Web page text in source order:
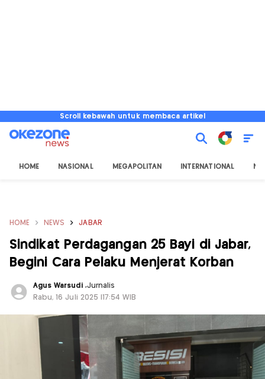
Scroll kebawah untuk membaca artikel
HOME NASIONAL MEGAPOLITAN INTERNATIONAL
HOME NEWS JABAR
Sindikat Perdagangan 25 Bayi di Jabar,
Begini Cara Pelaku Menjerat Korban
Agus Warsudi ,Jurnalis
Rabu, 16 Juli 2025 |17:54 WIB